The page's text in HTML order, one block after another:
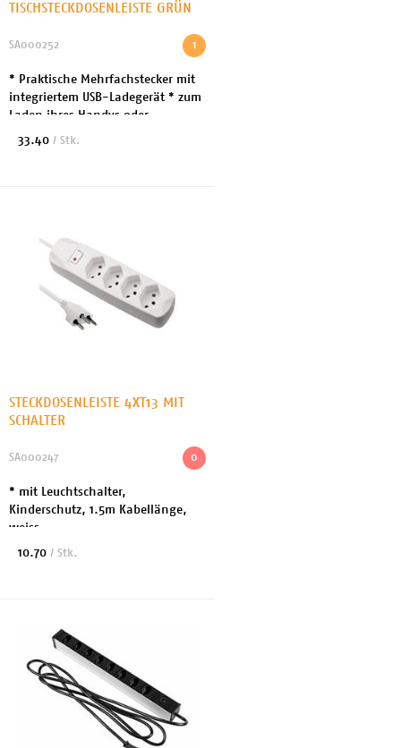
TISCHSTECKDOSENLEISTE GRÜN
1
SA000252
* Praktische Mehrfachstecker mit
integriertem USB-Ladegerät * zum
Laden ihres Handys oder
einfaches anschliessen von
33.40 / Stk.
STECKDOSENLEISTE 4XT13 MIT
SCHALTER
0
SA000247
* mit Leuchtschalter,
Kinderschutz, 1.5m Kabellänge,
weiss
10.70 / Stk.